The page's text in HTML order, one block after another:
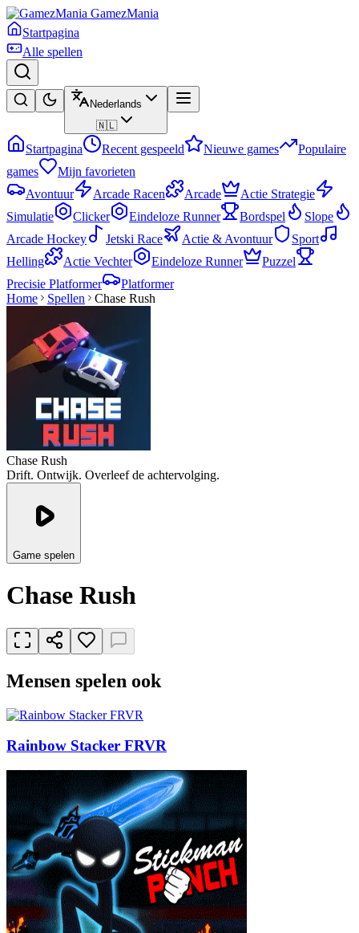
GamezMania
Startpagina
Alle spellen
Nederlands
🇳🇱
Startpagina Recent gespeeld Nieuwe games
Populaire
games
Mijn favorieten
Avontuur
Arcade Racen Arcade
Actie Strategie
Simulatie
Clicker Eindeloze Runner Bordspel
Slope
Arcade Hockey
Jetski Race Actie & Avontuur
Sport
Helling
Actie Vechter Eindeloze Runner
Puzzel
Precisie Platformer
Platformer
Home
Spellen Chase Rush
Chase Rush
Drift. Ontwijk. Overleef de achtervolging.
Game spelen
Chase Rush
Mensen spelen ook
Rainbow Stacker FRVR